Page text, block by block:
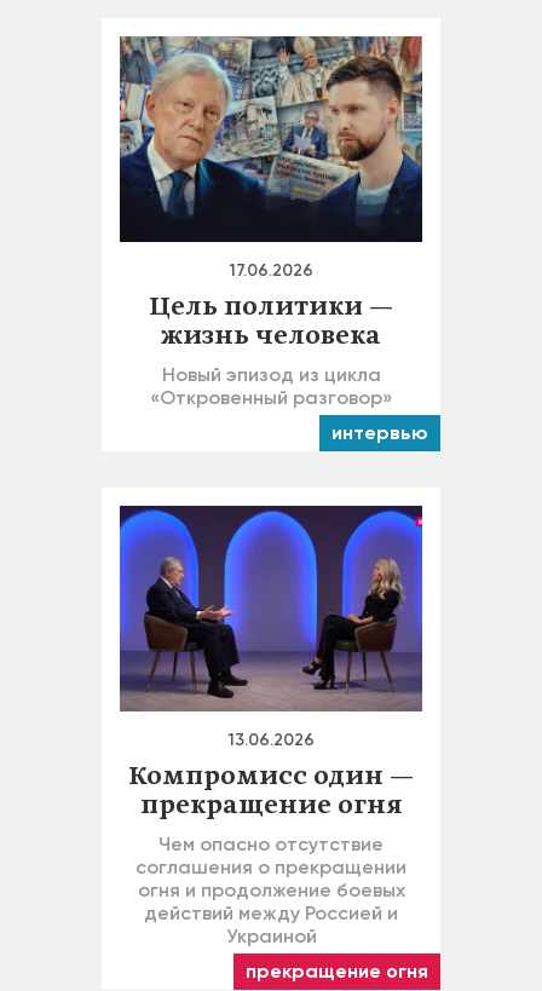
17.06.2026
Цель политики —
жизнь человека
Новый эпизод из цикла
«Откровенный разговор»
интервью
13.06.2026
Компромисс один —
прекращение огня
Чем опасно отсутствие
соглашения о прекращении
огня и продолжение боевых
действий между Россией и
Украиной
прекращение огня